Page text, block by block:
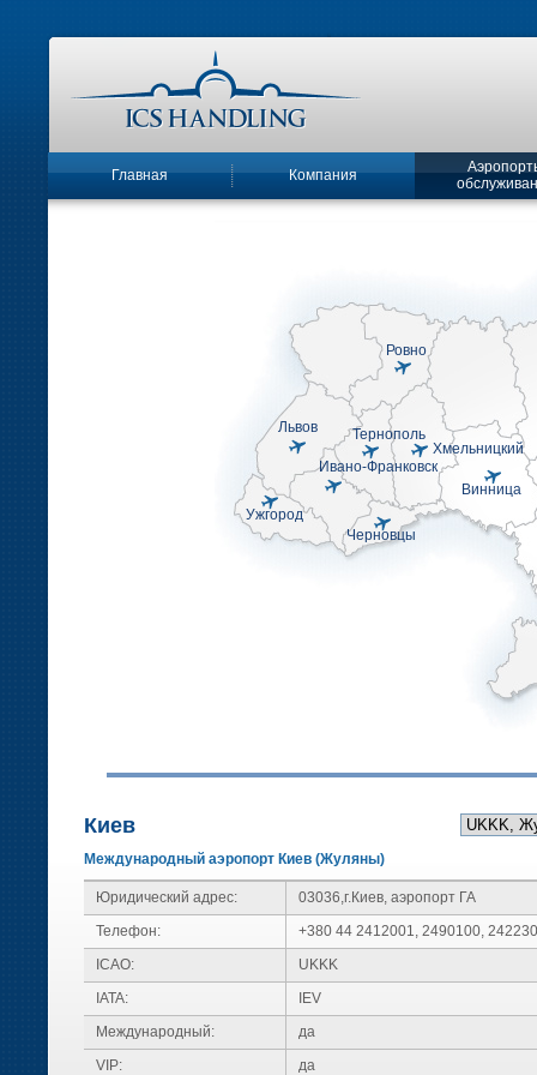
Главная Компания
Винница
Львов
Ровно
Ужгород
Черновцы
Ивано-Франковск
Тернополь
Хмельницкий
Киев
Международный аэропорт Киев (Жуляны)
Юридический адрес:
03036,г.Киев, аэропорт ГА
Телефон:
+380 44 2412001, 2490100,
ICAO:
UKKK
IATA:
IEV
Международный:
да
VIP:
да